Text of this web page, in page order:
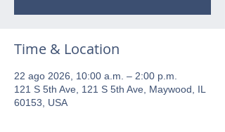
Time & Location
22 ago 2026, 10:00 a.m. – 2:00 p.m.
121 S 5th Ave, 121 S 5th Ave, Maywood, IL
60153, USA